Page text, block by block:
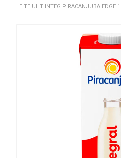
LEITE UHT INTEG PIRACANJUBA EDGE